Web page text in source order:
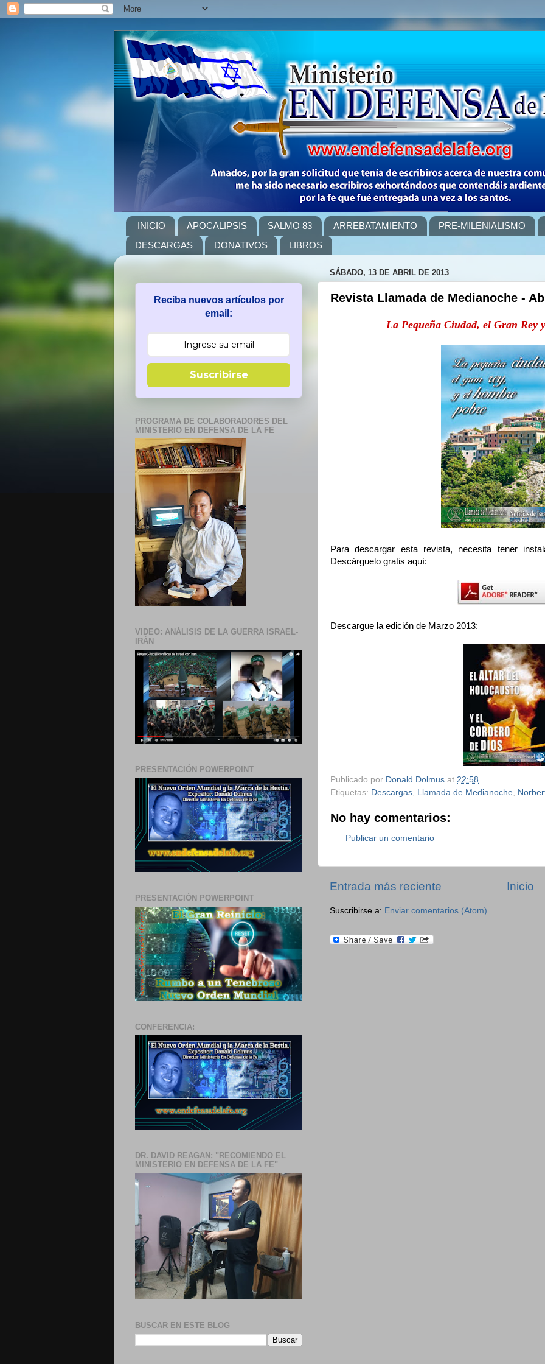
INICIO APOCALIPSIS SALMO 83 ARREBATAMIENTO PRE-MILENIALISMO
DESCARGAS
DONATIVOS LIBROS
SÁBADO, 13 DE ABRIL DE 2013
Revista Llamada de Medianoche -
La Pequeña Ciudad, el Gran Rey
Para descargar esta revista, necesita tener
Descárguelo gratis aquí:
Descargue la edición de Marzo 2013:
Publicado por Donald Dolmus at 22:58
Etiquetas: Descargas Llamada de Medianoche
No hay comentarios:
Publicar un comentario
Entrada más reciente Inicio
Suscribirse a: Enviar comentarios (Atom)
Reciba nuevos artículos por
email:
Suscribirse
PROGRAMA DE COLABORADORES DEL
MINISTERIO EN DEFENSA DE LA FE
VIDEO: ANÁLISIS DE LA GUERRA ISRAEL-
IRÁN
PRESENTACIÓN POWERPOINT
PRESENTACIÓN POWERPOINT
CONFERENCIA:
DR. DAVID REAGAN: "RECOMIENDO EL
MINISTERIO EN DEFENSA DE LA FE"
BUSCAR EN ESTE BLOG